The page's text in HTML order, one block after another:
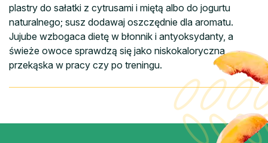
plastry do sałatki z cytrusami i miętą albo do jogurtu
naturalnego; susz dodawaj oszczędnie dla aromatu.
Jujube wzbogaca dietę w błonnik i antyoksydanty, a
świeże owoce sprawdzą się jako niskokaloryczna
przekąska w pracy czy po treningu.